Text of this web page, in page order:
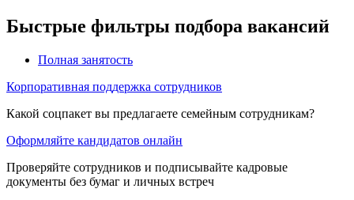
Быстрые фильтры подбора вакансий
Полная занятость
Корпоративная поддержка сотрудников
Какой соцпакет вы предлагаете семейным сотрудникам?
Оформляйте кандидатов онлайн
Проверяйте сотрудников и подписывайте кадровые
документы без бумаг и личных встреч